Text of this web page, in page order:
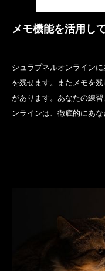
メモ機能を活用し
シュラプネルオンライン
を残せます。またメモを
があります。あなたの練
ンラインは、徹底的にあな